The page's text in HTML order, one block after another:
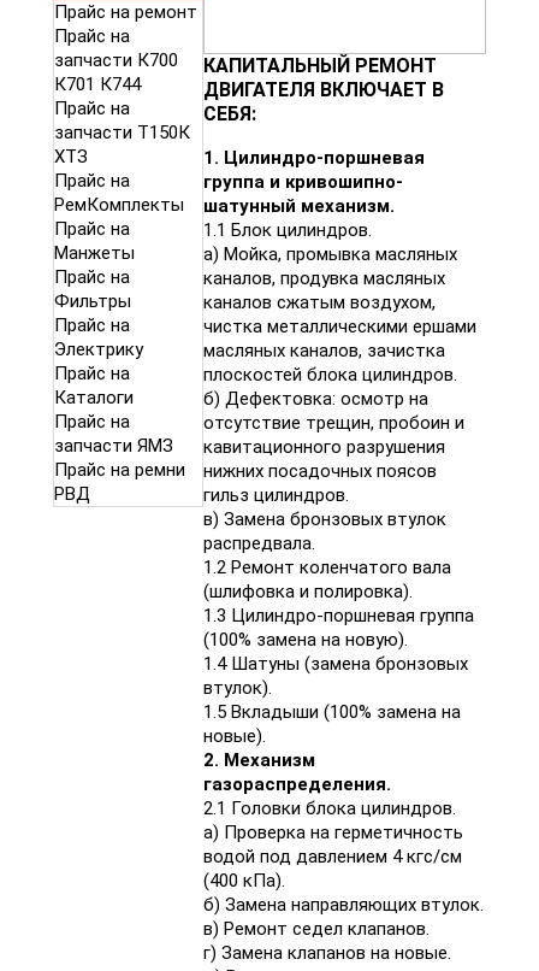
Прайс на ремонт
Прайс на
запчасти К700
К701 К744
Прайс на
запчасти Т150К
ХТЗ
Прайс на
РемКомплекты
Прайс на
Манжеты
Прайс на
Фильтры
Прайс на
Электрику
Прайс на
Каталоги
Прайс на
запчасти ЯМЗ
Прайс на ремни
РВД
КАПИТАЛЬНЫЙ РЕМОНТ
ДВИГАТЕЛЯ ВКЛЮЧАЕТ В
СЕБЯ:
1. Цилиндро-поршневая
группа и кривошипно-
шатунный механизм.
1.1 Блок цилиндров.
а) Мойка, промывка масляных
каналов, продувка масляных
каналов сжатым воздухом,
чистка металлическими ершами
масляных каналов, зачистка
плоскостей блока цилиндров.
б) Дефектовка: осмотр на
отсутствие трещин, пробоин и
кавитационного разрушения
нижних посадочных поясов
гильз цилиндров.
в) Замена бронзовых втулок
распредвала.
1.2 Ремонт коленчатого вала
(шлифовка и полировка).
1.3 Цилиндро-поршневая группа
(100% замена на новую).
1.4 Шатуны (замена бронзовых
втулок).
1.5 Вкладыши (100% замена на
новые).
2. Механизм
газораспределения.
2.1 Головки блока цилиндров.
а) Проверка на герметичность
водой под давлением 4 кгс/см
(400 кПа).
б) Замена направляющих втулок.
в) Ремонт седел клапанов.
г) Замена клапанов на новые.